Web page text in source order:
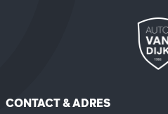
CONTACT & ADRES